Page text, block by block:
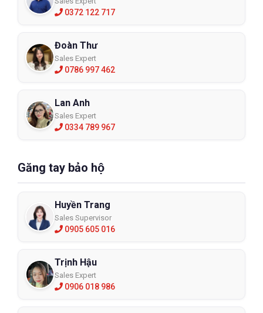
0372 122 717
Đoàn Thư
Sales Expert
0786 997 462
Lan Anh
Sales Expert
0334 789 967
Găng tay bảo hộ
Huyền Trang
Sales Supervisor
0905 605 016
Trịnh Hậu
Sales Expert
0906 018 986